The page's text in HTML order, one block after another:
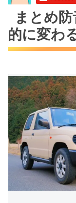
まとめ
的に変わ